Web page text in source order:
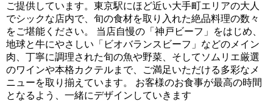
ご提供しています。東京駅にほど近い大手町エリアの大人
でシックな店内で、旬の食材を取り入れた絶品料理の数々
をご堪能ください。 当店自慢の「神戸ビーフ」をはじめ、
地球と牛にやさしい「ビオバランスビーフ」などのメイン
肉、丁寧に調理された旬の魚や野菜、そしてソムリエ厳選
のワインや本格カクテルまで、ご満足いただける多彩なメ
ニューを取り揃えています。 お客様のお食事が最高の時間
となるよう、一緒にデザインしていきます